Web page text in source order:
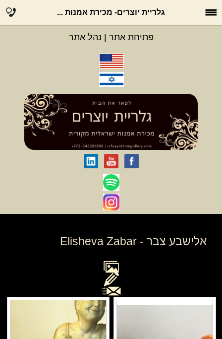
גלריית יוצרים- מכירת אמנות ...
פתיחת אתר נהל אתר
אלישבע צבר - Elisheva Zabar